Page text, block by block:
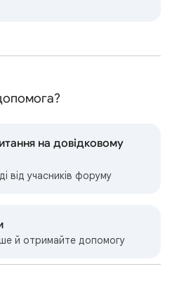
на довідковому
від учасників форуму
й отримайте допомогу